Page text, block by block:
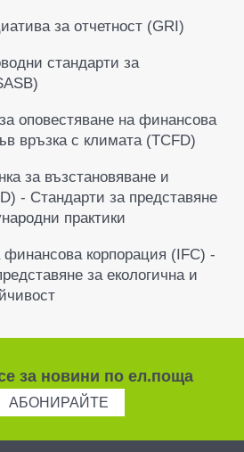
за отчетност (GRI)
стандарти за
оповестяване на финансова
връзка с климата (TCFD)
за възстановяване и
- Стандарти за представяне
практики
корпорация (IFC) -
за екологична и
за новини по ел.поща
АБОНИРАЙТЕ